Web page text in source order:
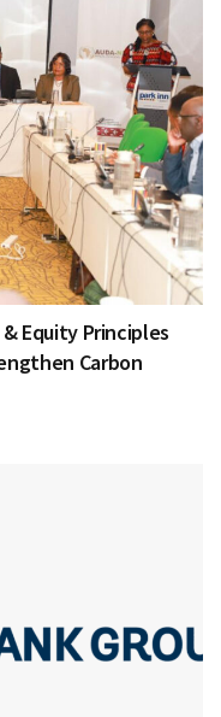
Equity Principles
Carbon